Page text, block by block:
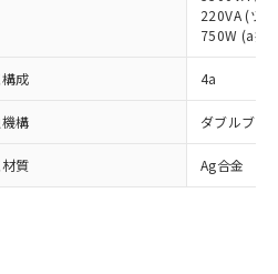
220VA (ツ
750W (a接
成 4a
構 ダブルブレ
質 Ag合金
品が提供可能な商品で